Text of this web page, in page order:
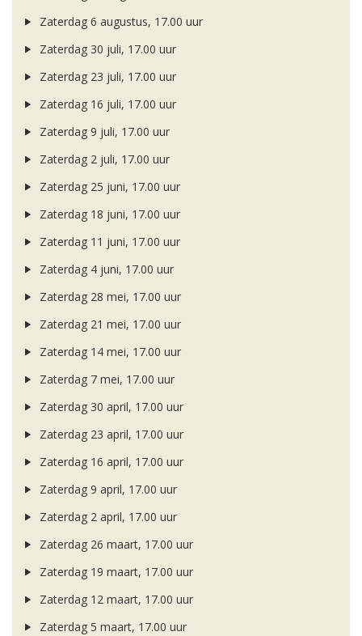
Zaterdag 6 augustus, 17.00 uur
Zaterdag 30 juli, 17.00 uur
Zaterdag 23 juli, 17.00 uur
Zaterdag 16 juli, 17.00 uur
Zaterdag 9 juli, 17.00 uur
Zaterdag 2 juli, 17.00 uur
Zaterdag 25 juni, 17.00 uur
Zaterdag 18 juni, 17.00 uur
Zaterdag 11 juni, 17.00 uur
Zaterdag 4 juni, 17.00 uur
Zaterdag 28 mei, 17.00 uur
Zaterdag 21 mei, 17.00 uur
Zaterdag 14 mei, 17.00 uur
Zaterdag 7 mei, 17.00 uur
Zaterdag 30 april, 17.00 uur
Zaterdag 23 april, 17.00 uur
Zaterdag 16 april, 17.00 uur
Zaterdag 9 april, 17.00 uur
Zaterdag 2 april, 17.00 uur
Zaterdag 26 maart, 17.00 uur
Zaterdag 19 maart, 17.00 uur
Zaterdag 12 maart, 17.00 uur
Zaterdag 5 maart, 17.00 uur